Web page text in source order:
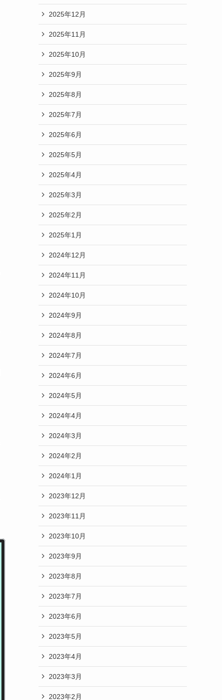
2025年12月
2025年11月
2025年10月
2025年9月
2025年8月
2025年7月
2025年6月
2025年5月
2025年4月
2025年3月
2025年2月
2025年1月
2024年12月
2024年11月
2024年10月
2024年9月
2024年8月
2024年7月
2024年6月
2024年5月
2024年4月
2024年3月
2024年2月
2024年1月
2023年12月
2023年11月
2023年10月
2023年9月
2023年8月
2023年7月
2023年6月
2023年5月
2023年4月
2023年3月
2023年2月